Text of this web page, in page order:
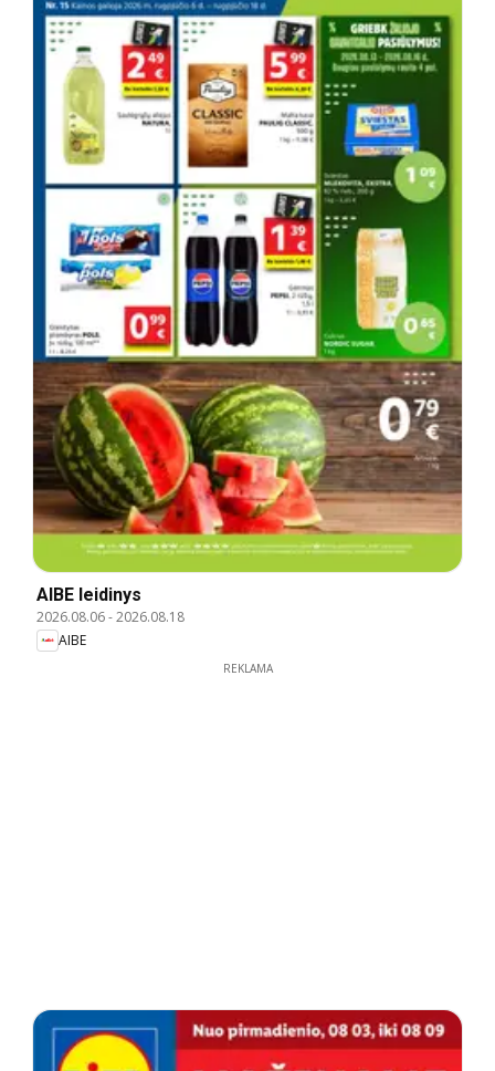
AIBE leidinys
2026.08.06-2026.08.18
AIBE
REKLAMA